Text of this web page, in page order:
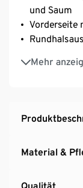
und Saum
Vorderseite
Mehr
Mit
Tragekomfort
Material &